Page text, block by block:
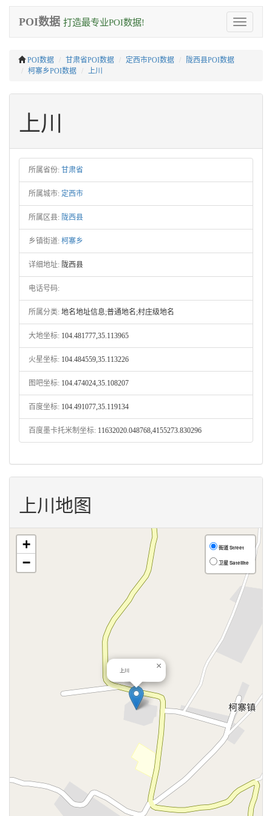
Toggle
navigation
POI数据 打造最专业POI数据!
POI数据 甘肃省POI数据 定西市POI数据
陇西县POI数据
柯寨乡POI数据
上川
上川
所属省份: 甘肃省
所属城市: 定西市
所属区县: 陇西县
乡镇街道: 柯寨乡
详细地址: 陇西县
电话号码:
所属分类: 地名地址信息;普通地名;村庄级地名
大地坐标: 104.481777,35.113965
火星坐标: 104.484559,35.113226
图吧坐标: 104.474024,35.108207
百度坐标: 104.491077,35.119134
百度墨卡托米制坐标: 11632020.048768,4155273.830296
上川地图
上川 ×
+
−
街道 Street
卫星 Satellite